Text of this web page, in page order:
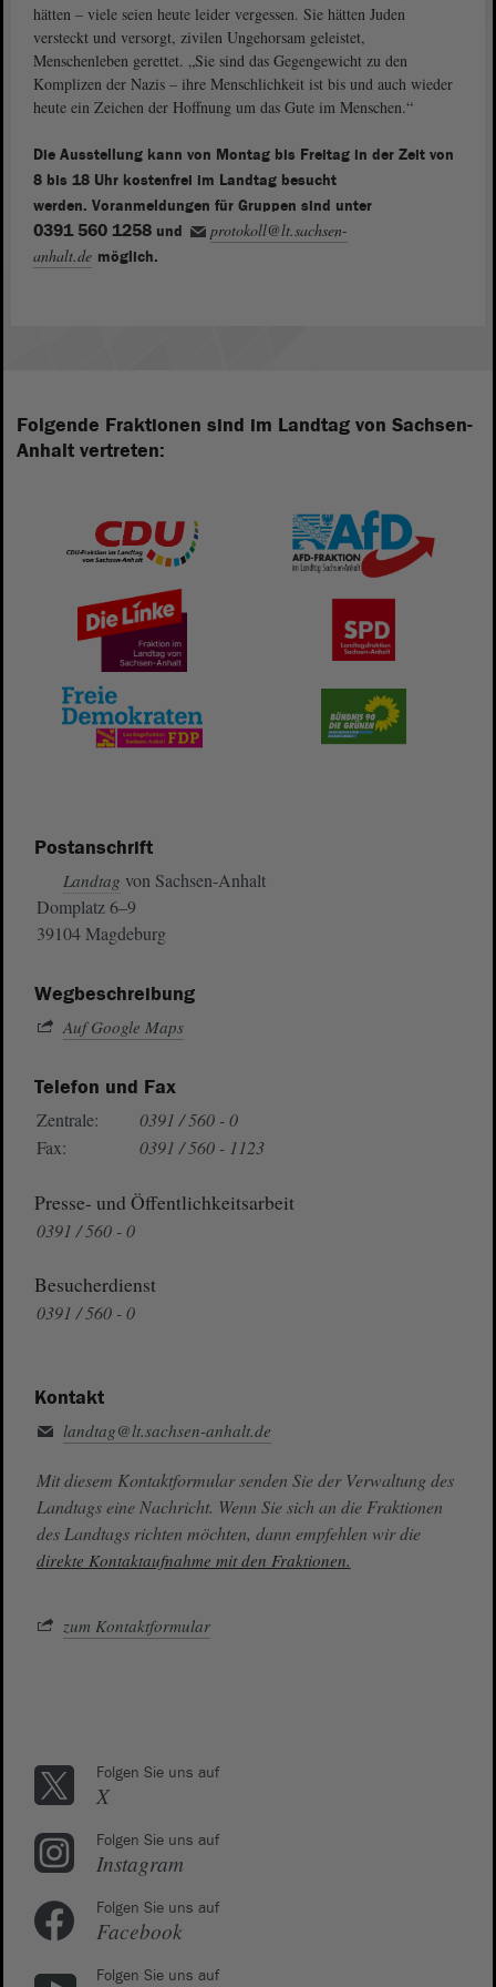
hätten – viele seien heute leider vergessen. Sie hätten Juden
versteckt und versorgt, zivilen Ungehorsam geleistet,
Menschenleben gerettet. „Sie sind das Gegengewicht zu den
Komplizen der Nazis – ihre Menschlichkeit ist bis und auch wieder
heute ein Zeichen der Hoffnung um das Gute im Menschen.“
Die Ausstellung kann von Montag bis Freitag in der Zeit von
8 bis 18 Uhr kostenfrei im Landtag besucht
werden. Voranmeldungen für Gruppen sind unter
0391 560 1258 und
protokoll@lt.sachsen-
anhalt.de möglich.
Folgende Fraktionen sind im Landtag von Sachsen-
Anhalt vertreten:
Postanschrift
Landtag von Sachsen-Anhalt
Domplatz 6–9
39104 Magdeburg
Wegbeschreibung
Auf Google Maps
Telefon und Fax
Zentrale:
0391 / 560 - 0
Fax:
0391 / 560 - 1123
Presse- und Öffentlichkeitsarbeit
0391 / 560 - 0
Besucherdienst
0391 / 560 - 0
Kontakt
landtag@lt.sachsen-anhalt.de
Mit diesem Kontaktformular senden Sie der Verwaltung des
Landtags eine Nachricht. Wenn Sie sich an die Fraktionen
des Landtags richten möchten, dann empfehlen wir die
direkte Kontaktaufnahme mit den Fraktionen.
zum Kontaktformular
Folgen Sie uns auf
X
Folgen Sie uns auf
Instagram
Folgen Sie uns auf
Facebook
Folgen Sie uns auf